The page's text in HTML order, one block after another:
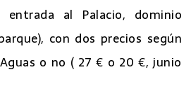
entrada al Palacio, dominio
con dos precios según
o no ( 27 € o 20 €, junio